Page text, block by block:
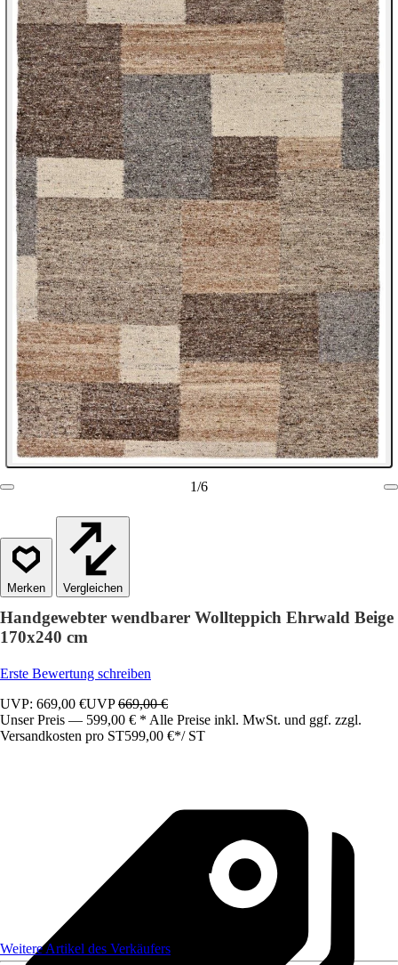
1/6
Vergleichen
Handgewebter wendbarer Wollteppich Ehrwald Beige
170x240 cm
Erste Bewertung schreiben
UVP: 669,00 €UVP669,00 €
Unser Preis — 599,00 € * Alle Preise inkl. MwSt. und ggf. zzgl.
Versandkosten pro ST599,00 €*/ ST
Weitere Artikel des Verkäufers